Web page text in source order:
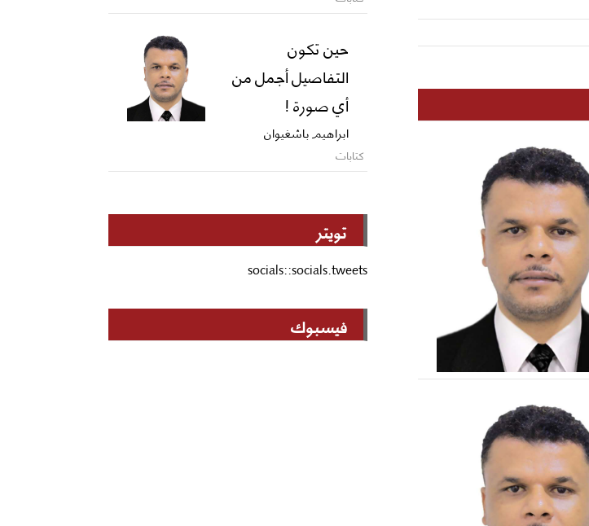
حين تكون
التفاصيل أجمل من
أي صورة !
ابراهيم باشغيوان
كتابات
تويتر
socials::socials.tweets
فيسبوك